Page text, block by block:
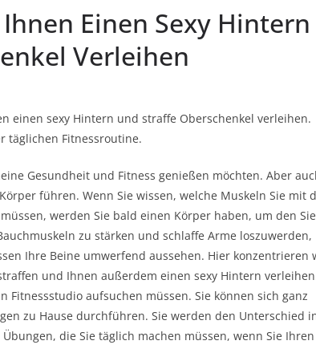
Einen Sexy Hintern
Verleihen
einen sexy Hintern und straffe Oberschenkel verleihen.
täglichen Fitnessroutine.
Gesundheit und Fitness genießen möchten. Aber
führen. Wenn Sie wissen, welche Muskeln Sie mit
werden Sie bald einen Körper haben, um den
zu stärken und schlaffe Arme loszuwerden,
Ihre Beine umwerfend aussehen. Hier konzentrieren
und Ihnen außerdem einen sexy Hintern
Fitnessstudio aufsuchen müssen. Sie können sich ganz
zu Hause durchführen. Sie werden den Unterschied
die Sie täglich machen müssen, wenn Sie Ihren